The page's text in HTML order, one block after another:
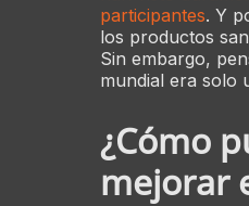
participantes. Y
los productos
Sin embargo,
mundial era solo
¿Cómo
mejorar